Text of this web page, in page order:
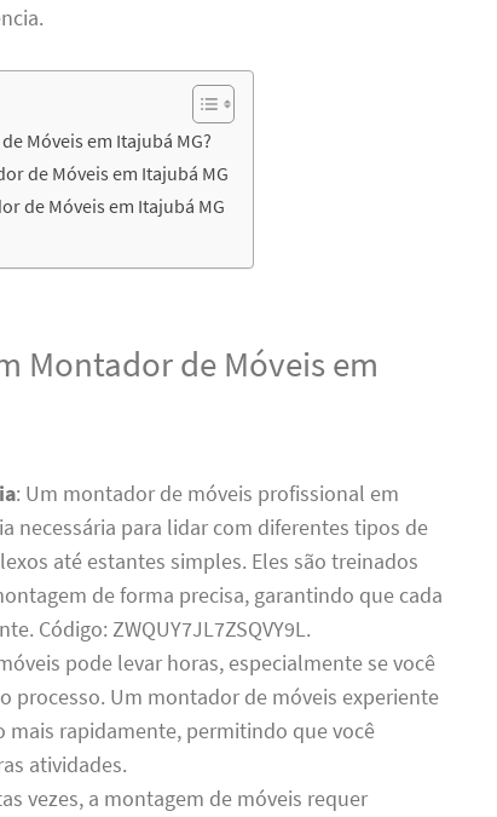
Móveis em Itajubá MG?
de Móveis em Itajubá MG
de Móveis em Itajubá MG
Montador de Móveis em
: Um montador de móveis profissional em
necessária para lidar com diferentes tipos de
até estantes simples. Eles são treinados
de forma precisa, garantindo que cada
Código: ZWQUY7JL7ZSQVY9L.
pode levar horas, especialmente se você
processo. Um montador de móveis experiente
rapidamente, permitindo que você
atividades.
vezes, a montagem de móveis requer